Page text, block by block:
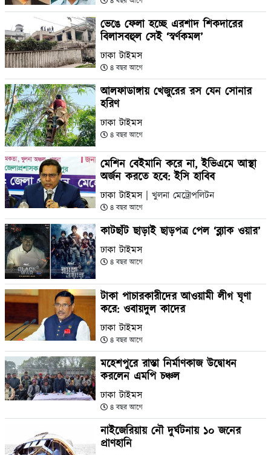
ভেঙে ফেলা হচ্ছে এরশাদ শিকদারের
বিলাসবহুল সেই ‘স্বর্ণকমল’
ঢাকা টাইমস
৪ বছর আগে
আলফাডাঙ্গায় খেজুরের রস যেন সোনার
হরিণ
ঢাকা টাইমস
৪ বছর আগে
মেশিন বেইমানি করে না, ইভিএমে আস্থা
অর্জন করতে হবে: ইসি হাবিব
ঢাকা টাইমস | খুলনা মেট্রোপলিটন
৪ বছর আগে
কাটছাঁট ছাড়াই ছাড়পত্র পেল ‘ব্ল্যাক ওয়ার’
ঢাকা টাইমস
৪ বছর আগে
টাকা পাচারকারীদের আওয়ামী লীগ ঘৃণা
করে: ওবায়দুল কাদের
ঢাকা টাইমস
৪ বছর আগে
মহেশপুরে রাস্তা নির্মাণকাজ উদ্বোধন
করলেন এমপি চঞ্চল
ঢাকা টাইমস
৪ বছর আগে
নাইজেরিয়ায় নৌ দুর্ঘটনায় ১০ জনের
প্রাণহানি